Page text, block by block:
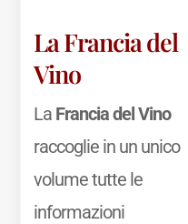
La Francia del
Vino
La Francia del Vino
raccoglie in un unico
volume tutte le
informazioni